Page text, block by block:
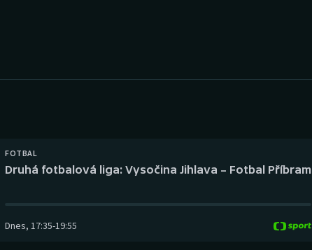
Gymnastika Plážový volejbal
FOTBAL
Druhá fotbalová liga: Vysočina Jihlava – Fotbal Příbram
Dnes, 17:35-19:55